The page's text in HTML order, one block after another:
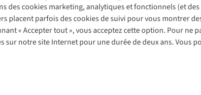
des cookies marketing, analytiques et fonctionnels (et
placent parfois des cookies de suivi pour vous montrer
« Accepter tout », vous acceptez cette option. Pour ne
notre site Internet pour une durée de deux ans. Vous